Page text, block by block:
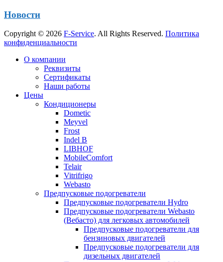
Новости
Copyright © 2026 F-Service. All Rights Reserved. Политика
конфиденциальности
вверх
О компании
Реквизиты
Сертификаты
Наши работы
Цены
Кондиционеры
Dometic
Meyvel
Frost
Indel B
LIBHOF
MobileComfort
Telair
Vitrifrigo
Webasto
Предпусковые подогреватели
Предпусковые подогреватели Hydro
Предпусковые подогреватели Webasto
(Вебасто) для легковых автомобилей
Предпусковые подогреватели для
бензиновых двигателей
Предпусковые подогреватели для
дизельных двигателей